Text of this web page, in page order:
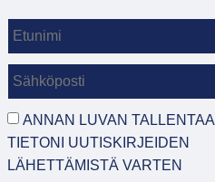
ANNAN LUVAN TALLENTAA
TIETONI UUTISKIRJEIDEN
LÄHETTÄMISTÄ VARTEN